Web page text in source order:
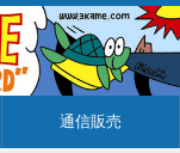
通信販売